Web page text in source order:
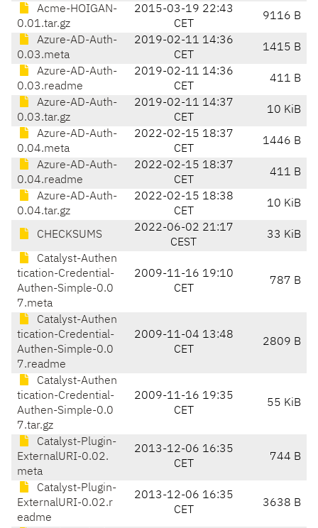
Acme-HOIGAN-
0.01.tar.gz
2015-03-19 22:43
CET
9116 B
Azure-AD-Auth-
0.03.meta
2019-02-11 14:36
CET
1415 B
Azure-AD-Auth-
0.03.readme
2019-02-11 14:36
CET
411 B
Azure-AD-Auth-
0.03.tar.gz
2019-02-11 14:37
CET
10 KiB
Azure-AD-Auth-
0.04.meta
2022-02-15 18:37
CET
1446 B
Azure-AD-Auth-
0.04.readme
2022-02-15 18:37
CET
411 B
Azure-AD-Auth-
0.04.tar.gz
2022-02-15 18:38
CET
10 KiB
CHECKSUMS
2022-06-02 21:17
CEST
33 KiB
Catalyst-Authen
tication-Credential-
Authen-Simple-0.0
7.meta
2009-11-16 19:10
CET
787 B
Catalyst-Authen
tication-Credential-
Authen-Simple-0.0
7.readme
2009-11-04 13:48
CET
2809 B
Catalyst-Authen
tication-Credential-
Authen-Simple-0.0
7.tar.gz
2009-11-16 19:35
CET
55 KiB
Catalyst-Plugin-
ExternalURI-0.02.
meta
2013-12-06 16:35
CET
744 B
Catalyst-Plugin-
ExternalURI-0.02.r
eadme
2013-12-06 16:35
CET
3638 B